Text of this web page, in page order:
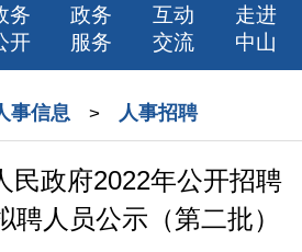
务
开
政务
服务
互动
交流
走进
中山
事信息 > 人事招聘
民政府2022年公开招聘
聘人员公示（第二批）